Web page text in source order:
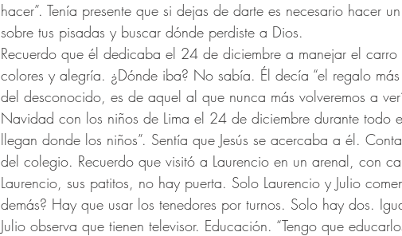
hacer”. Tenía presente que si dejas de darte es necesario hacer
sobre tus pisadas y buscar dónde perdiste a Dios.
Recuerdo que él dedicaba el 24 de diciembre a manejar el
colores y alegría. ¿Dónde iba? No sabía. Él decía “el regalo
del desconocido, es de aquel al que nunca más volveremos a
Navidad con los niños de Lima el 24 de diciembre durante todo
llegan donde los niños”. Sentía que Jesús se acercaba a él.
del colegio. Recuerdo que visitó a Laurencio en un arenal, con
Laurencio, sus patitos, no hay puerta. Solo Laurencio y Julio
demás? Hay que usar los tenedores por turnos. Solo hay dos.
Julio observa que tienen televisor. Educación. “Tengo que